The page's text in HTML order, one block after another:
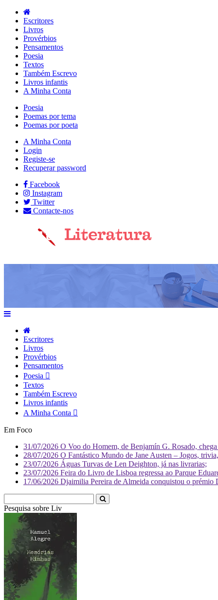
Escritores
Livros
Provérbios
Pensamentos
Poesia
Textos
Também Escrevo
Livros infantis
A Minha Conta
Poesia
Poemas por tema
Poemas por poeta
A Minha Conta
Login
Registe-se
Recuperar password
Facebook
Instagram
Twitter
Contacte-nos
Escritores
Livros
Provérbios
Pensamentos
Poesia
Textos
Também Escrevo
Livros infantis
A Minha Conta
Em Foco
31/07/2026 O Voo do Homem, de Benjamín G. Rosado,
28/07/2026 O Fantástico Mundo de Jane Austen – Jogos,
23/07/2026 Águas Turvas de Len Deighton, já nas livrarias;
23/07/2026 Feira do Livro de Lisboa regressa ao Parque
17/06/2026 Djaimilia Pereira de Almeida conquistou o
Pesquisa sobre Literatura